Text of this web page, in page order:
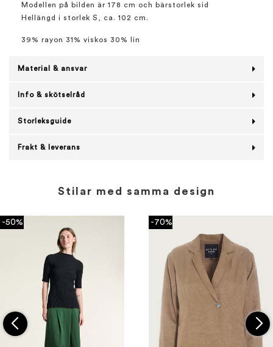
Modellen på bilden är 178 cm och bärstorlek sid
Hellängd i storlek S, ca. 102 cm.
39% rayon 31% viskos 30% lin
Material & ansvar
Info & skötselråd
Storleksguide
Frakt & leverans
Stilar med samma design
-50% -70%